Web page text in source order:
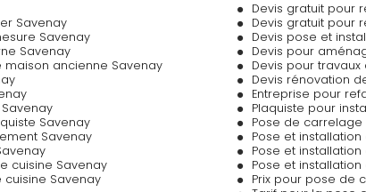
Savenay
Savenay
Savenay
ancienne Savenay
Savenay
Savenay
cuisine Savenay
Savenay
Devis gratuit pour
Devis gratuit pour
Devis pose et
Devis pour
Devis pour
Devis rénovation
Entreprise pour
Plaquiste pour
Pose de carrelage
Pose et
Pose et
Pose et
Prix pour pose de